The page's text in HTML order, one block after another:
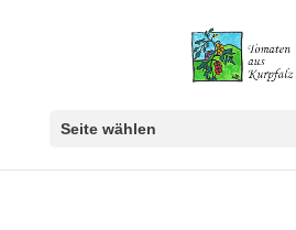
Seite wählen